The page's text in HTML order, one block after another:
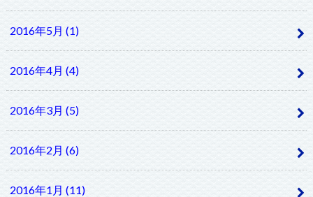
2016年5月 (1)
2016年4月 (4)
2016年3月 (5)
2016年2月 (6)
2016年1月 (11)